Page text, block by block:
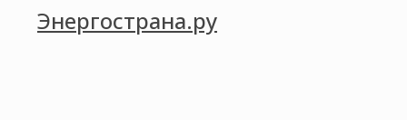
Энергострана.ру